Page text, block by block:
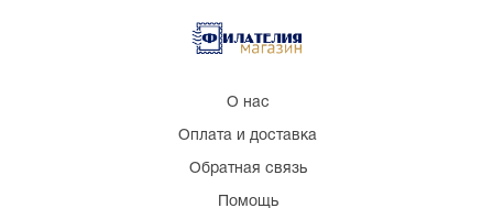
О нас
Оплата и доставка
Обратная связь
Помощь